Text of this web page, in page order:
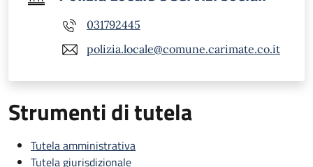
031792445
polizia.locale@comune.carimate.co.it
Strumenti di tutela
Tutela amministrativa
Tutela giurisdizionale